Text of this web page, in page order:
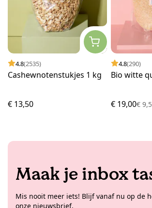
4.8(2535)
Cashewnotenstukjes 1 kg
€ 13,50
4.8(290)
Bio witte
€ 19,00€
Maak je inbox
Mis nooit meer iets! Blijf vanaf nu op de
onze nieuwsbrief.